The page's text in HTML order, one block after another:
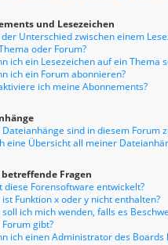
und Lesezeichen
der Unterschied zwischen einem
oder Forum?
ich ein Lesezeichen auf ein Thema
ich ein Forum abonnieren?
ich meine Abonnements?
Dateianhänge sind in diesem Forum
eine Übersicht all meiner
Fragen
diese Forensoftware entwickelt?
Funktion x oder y nicht enthalten?
soll ich mich wenden, falls es
gibt?
ich einen Administrator des Boards